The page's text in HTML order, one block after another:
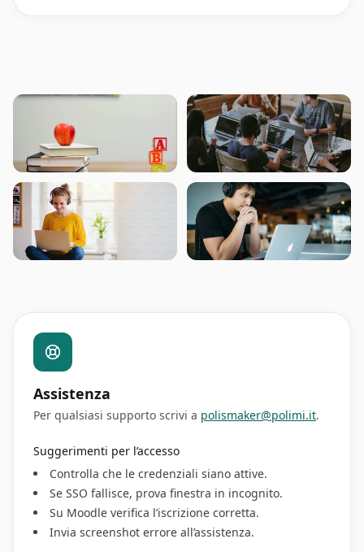
Assistenza
Per qualsiasi supporto scrivi a polismaker@polimi.it.
Suggerimenti per l’accesso
Controlla che le credenziali siano attive.
Se SSO fallisce, prova finestra in incognito.
Su Moodle verifica l’iscrizione corretta.
Invia screenshot errore all’assistenza.